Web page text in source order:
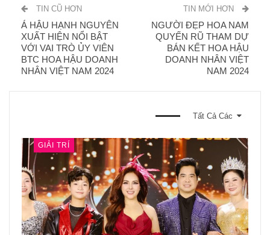
TIN CŨ HƠN
Á HẬU HẠNH NGUYÊN
XUẤT HIỆN NỔI BẬT
VỚI VAI TRÒ ỦY VIÊN
BTC HOA HẬU DOANH
NHÂN VIỆT NAM 2024
TIN MỚI HƠN
NGƯỜI ĐẸP HOA NAM
QUYẾN RŨ THAM DỰ
BÁN KẾT HOA HẬU
DOANH NHÂN VIỆT
NAM 2024
Tất Cả Các
GIẢI TRÍ